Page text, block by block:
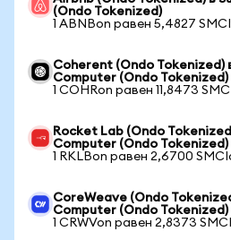
(Ondo Tokenized)
1 ABNBon равен 5,4827
Coherent (Ondo Tokenized)
Computer (Ondo Tokenized)
1 COHRon равен 11,8473
Rocket Lab (Ondo
Computer (Ondo Tokenized)
1 RKLBon равен 2,6700
CoreWeave (Ondo
Computer (Ondo Tokenized)
1 CRWVon равен 2,8373